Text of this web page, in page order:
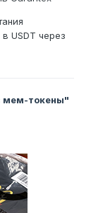
USDT через
мем-токены"